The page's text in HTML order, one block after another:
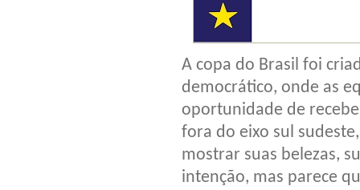
A copa do Brasil foi
democrático, onde as
oportunidade de
fora do eixo sul
mostrar suas belezas,
intenção, mas parece